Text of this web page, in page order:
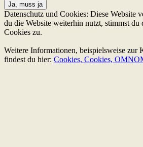
Datenschutz und Cookies: Diese Website
du die Website weiterhin nutzt, stimmst du
Cookies zu.
Weitere Informationen, beispielsweise zur
findest du hier: Cookies, Cookies,